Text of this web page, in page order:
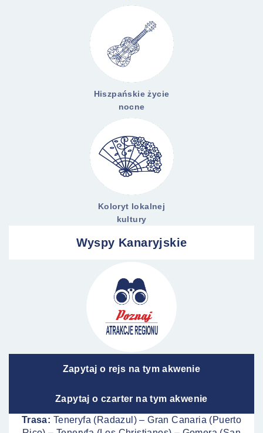
Hiszpańskie życie
nocne
Koloryt lokalnej
kultury
Wyspy Kanaryjskie
Zapytaj o rejs na tym akwenie
Zapytaj o czarter na tym akwenie
Trasa: Teneryfa (Radazul) – Gran Canaria (Puerto